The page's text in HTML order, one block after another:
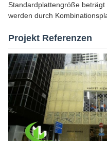
Standardplattengröße
werden durch
Projekt Referenzen